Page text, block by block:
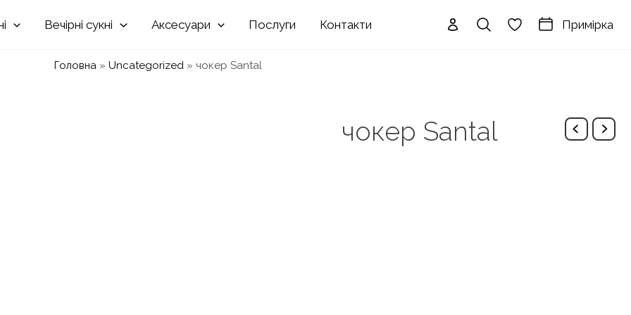
Вечірні Аксесуари Послуги Контакти Примірка
Головна» Uncategorized» чокер Santal
чокер Santal